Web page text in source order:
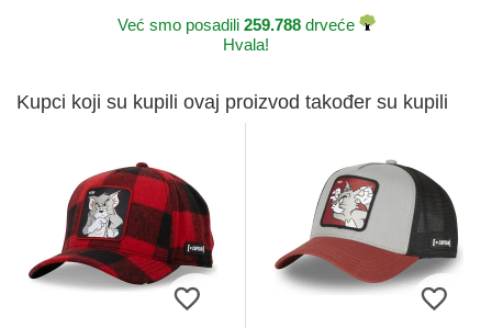
Već smo posadili 259.788drveće
Hvala!
Kupci koji su kupili ovaj proizvod također su kupili